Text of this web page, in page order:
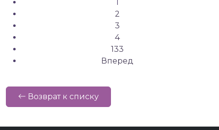
1
2
3
4
133
Вперед
Возврат к списку